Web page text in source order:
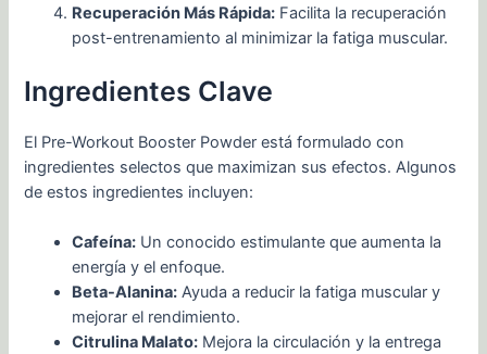
Recuperación Más Rápida: Facilita la recuperación
post-entrenamiento al minimizar la fatiga muscular.
Ingredientes Clave
El Pre-Workout Booster Powder está formulado con
ingredientes selectos que maximizan sus efectos. Algunos
de estos ingredientes incluyen:
Cafeína: Un conocido estimulante que aumenta la
energía y el enfoque.
Beta-Alanina: Ayuda a reducir la fatiga muscular y
mejorar el rendimiento.
Citrulina Malato: Mejora la circulación y la entrega